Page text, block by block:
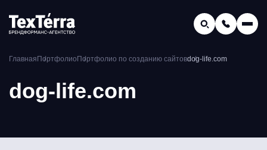
Телефон отдела продаж:
mail@texterra.ru
Главная Портфолио Портфолио по созданию сайтовdog-life.com
dog-life.com